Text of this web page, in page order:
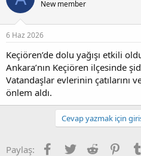
u
u
b
a
a
t
a
a
g
ı
ç
a
r
i
h
New member
6 Haz 2026
Keçiören’de dolu yağışı etkili
Ankara’nın Keçiören ilçesinde
Vatandaşlar evlerinin çatılarını
önlem aldı.
Cevap yazmak için
Paylaş: Facebook
Twitter Reddit